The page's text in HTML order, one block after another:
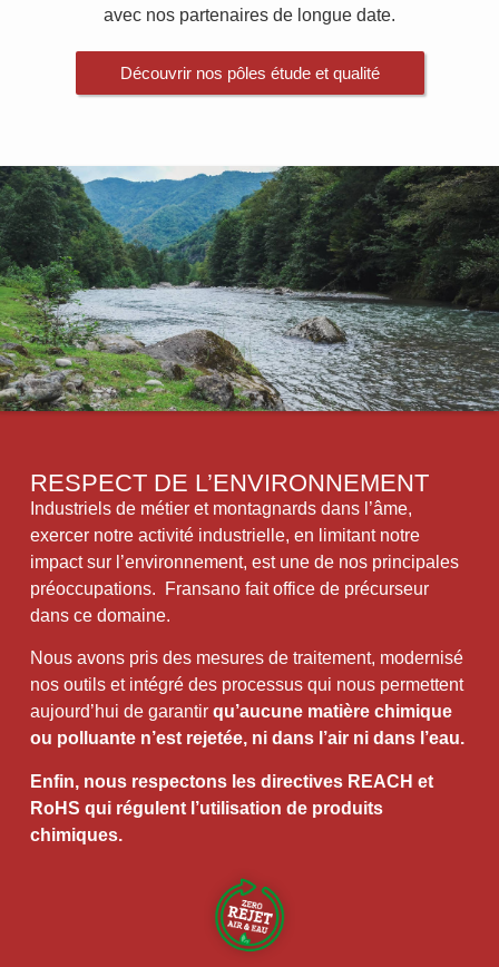
avec nos partenaires de longue date.
Découvrir nos pôles étude et qualité
RESPECT DE L’ENVIRONNEMENT
Industriels de métier et montagnards dans l’âme,
exercer notre activité industrielle, en limitant notre
impact sur l’environnement, est une de nos principales
préoccupations. Fransano fait office de précurseur
dans ce domaine.
Nous avons pris des mesures de traitement, modernisé
nos outils et intégré des processus qui nous permettent
aujourd’hui de garantir qu’aucune matière chimique
ou polluante n’est rejetée, ni dans l’air ni dans l’eau.
Enfin, nous respectons les directives REACH et
RoHS qui régulent l’utilisation de produits
chimiques.